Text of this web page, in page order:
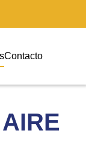
Contacto